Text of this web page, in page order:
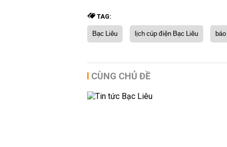
TAG:
Bạc Liêu lịch cúp điện Bạc Liêu
CÙNG CHỦ ĐỀ